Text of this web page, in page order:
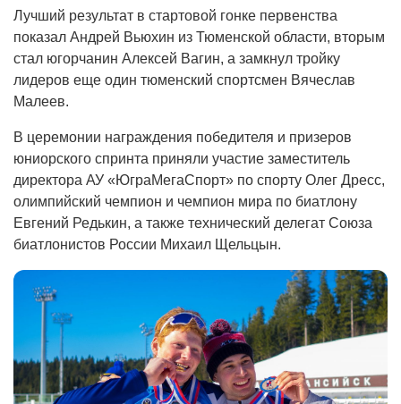
Лучший результат в стартовой гонке первенства
показал Андрей Вьюхин из Тюменской области, вторым
стал югорчанин Алексей Вагин, а замкнул тройку
лидеров еще один тюменский спортсмен Вячеслав
Малеев.
В церемонии награждения победителя и призеров
юниорского спринта приняли участие заместитель
директора АУ «ЮграМегаСпорт» по спорту Олег Дресс,
олимпийский чемпион и чемпион мира по биатлону
Евгений Редькин, а также технический делегат Союза
биатлонистов России Михаил Щельцын.